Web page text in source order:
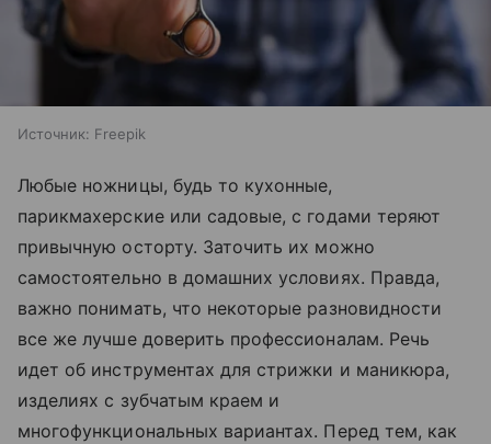
Источник: Freepik
Любые ножницы, будь то кухонные,
парикмахерские или садовые, с годами теряют
привычную осторту. Заточить их можно
самостоятельно в домашних условиях. Правда,
важно понимать, что некоторые разновидности
все же лучше доверить профессионалам. Речь
идет об инструментах для стрижки и маникюра,
изделиях с зубчатым краем и
многофункциональных вариантах. Перед тем, как